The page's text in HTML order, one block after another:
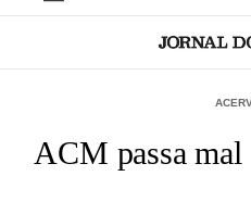
ACM passa mal